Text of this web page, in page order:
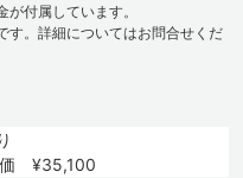
付属しています。
す。詳細についてはお問合せくだ
¥35,100